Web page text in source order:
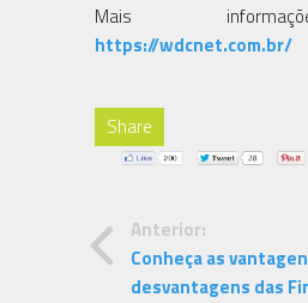
Mais
https://wdcnet.com.br/
Share
Anterior:
Conheça as
desvantagens das